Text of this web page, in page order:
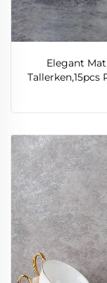
Elegant
Tallerken,15pcs